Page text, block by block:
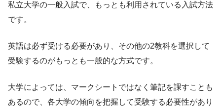
私立大学の一般入試で、もっとも利用されている入試方法
です。
英語は必ず受ける必要があり、その他の2教科を選択して
受験するのがもっとも一般的な方式です。
大学によっては、マークシートではなく筆記を課すことも
あるので、各大学の傾向を把握して受験する必要性があり